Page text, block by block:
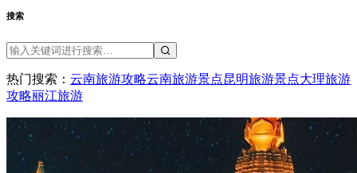
搜索
热门搜索： 云南旅游攻略云南旅游景点昆明旅游景点大理旅游
攻略丽江旅游